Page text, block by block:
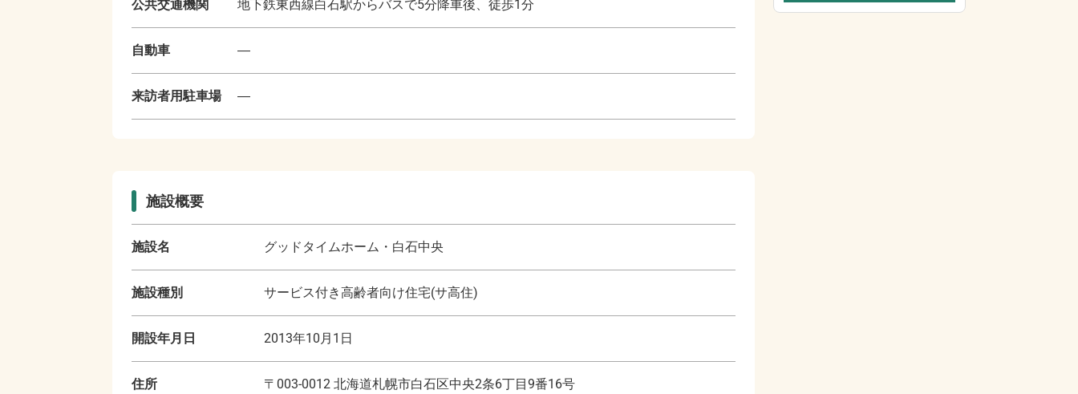
公共交通機関 地下鉄東西線白石駅からバスで5分降車後、徒歩1分
自動車 ―
来訪者用駐車場 ―
施設概要
施設名 グッドタイムホーム・白石中央
施設種別 サービス付き高齢者向け住宅(サ高住)
開設年月日 2013年10月1日
住所 〒 003-0012 北海道札幌市白石区中央2条6丁目9番16号